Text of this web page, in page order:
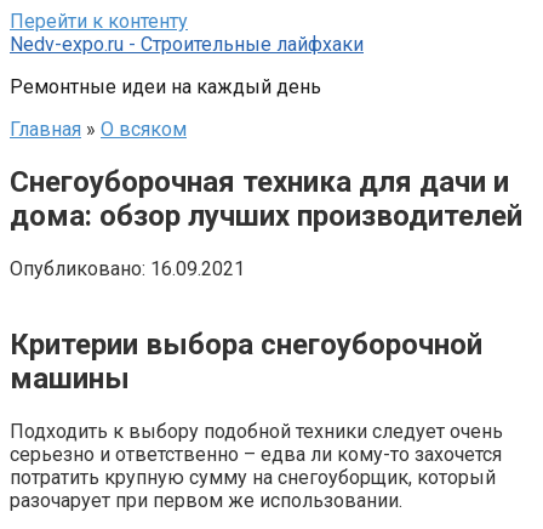
Перейти к контенту
Nedv-expo.ru - Строительные лайфхаки
Ремонтные идеи на каждый день
Главная » О всяком
Снегоуборочная техника для дачи и
дома: обзор лучших производителей
Опубликовано: 16.09.2021
Критерии выбора снегоуборочной
машины
Подходить к выбору подобной техники следует очень
серьезно и ответственно – едва ли кому-то захочется
потратить крупную сумму на снегоуборщик, который
разочарует при первом же использовании.